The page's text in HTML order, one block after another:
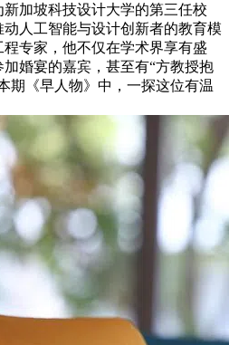
加坡科技设计大学的第三任校
人工智能与设计创新者的教育模
专家，他不仅在学术界享有盛
婚宴的嘉宾，甚至有“方教授抱
期《早人物》中，一探这位有温